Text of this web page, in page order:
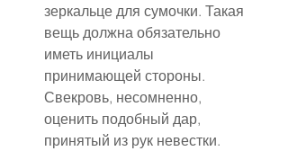
зеркальце для сумочки. Такая
вещь должна обязательно
иметь инициалы
принимающей стороны.
Свекровь, несомненно,
оценить подобный дар,
принятый из рук невестки.